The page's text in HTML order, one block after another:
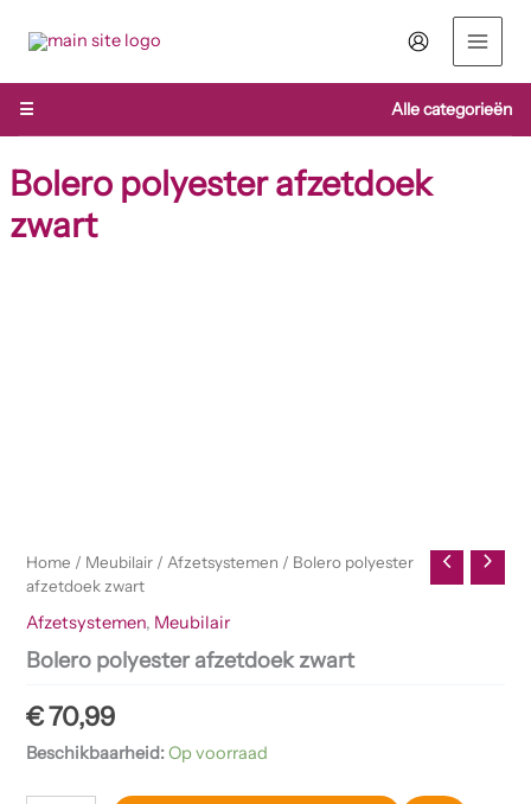
naar
inhoud
☰
Alle categorieën
Bolero polyester afzetdoek
zwart
Home / Meubilair /Afzetsystemen / Bolero polyester
afzetdoek zwart
Afzetsystemen, Meubilair
Bolero polyester afzetdoek zwart
€70,99
Beschikbaarheid:Op voorraad